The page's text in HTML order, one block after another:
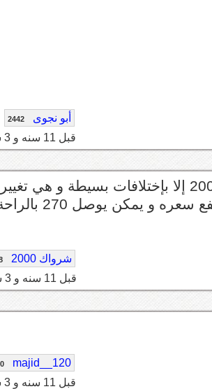
أبو نجوى 2442
قبل 11 سنه و 3 شهر
أتفق مع أبو نجوى في جزئية الشكل الجديد، الشكل هذا طول من 2007 إلا بإختلافات بسيطة و
منتصف العمر، لا تستعجل ، لكن المشكلة لا نزل شكل جديد يبي يرتفع سعره و
شرواك 2000
قبل 11 سنه و 3 شهر
majid__120
قبل 11 سنه و 3 شهر